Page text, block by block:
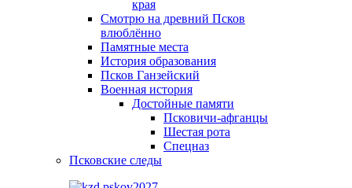
края
Смотрю на древний Псков
влюблённо
Памятные места
История образования
Псков Ганзейский
Военная история
Достойные памяти
Псковичи-афганцы
Шестая рота
Спецназ
Псковские следы